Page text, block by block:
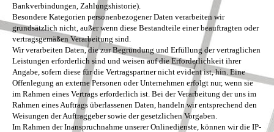
Bankverbindungen, Zahlungshistorie).
Besondere Kategorien personenbezogener Daten verarbeiten wir
grundsätzlich nicht, außer wenn diese Bestandteile einer beauftragten oder
vertragsgemäßen Verarbeitung sind.
Wir verarbeiten Daten, die zur Begründung und Erfüllung der vertraglichen
Leistungen erforderlich sind und weisen auf die Erforderlichkeit ihrer
Angabe, sofern diese für die Vertragspartner nicht evident ist, hin. Eine
Offenlegung an externe Personen oder Unternehmen erfolgt nur, wenn sie
im Rahmen eines Vertrags erforderlich ist. Bei der Verarbeitung der uns im
Rahmen eines Auftrags überlassenen Daten, handeln wir entsprechend den
Weisungen der Auftraggeber sowie der gesetzlichen Vorgaben.
Im Rahmen der Inanspruchnahme unserer Onlinedienste, können wir die IP-